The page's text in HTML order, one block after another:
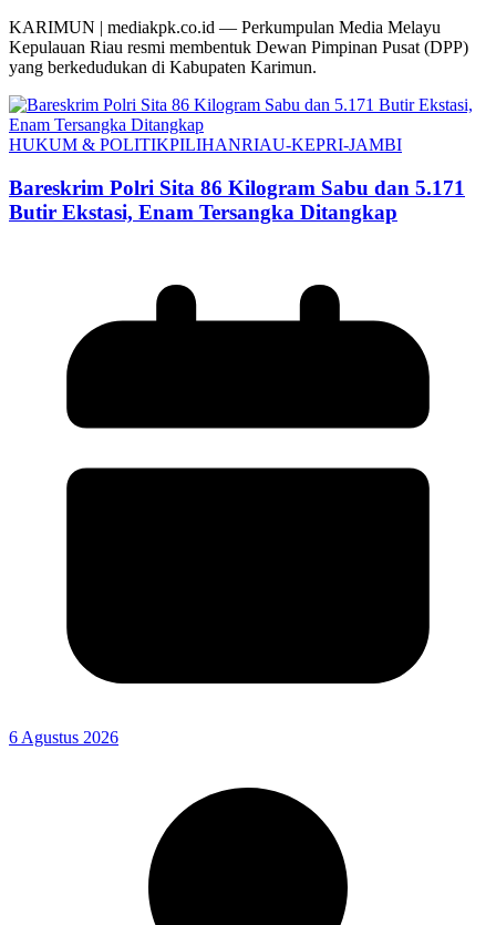
KARIMUN | mediakpk.co.id — Perkumpulan Media Melayu
Kepulauan Riau resmi membentuk Dewan Pimpinan Pusat (DPP)
yang berkedudukan di Kabupaten Karimun.
HUKUM & POLITIKPILIHANRIAU-KEPRI-JAMBI
Bareskrim Polri Sita 86 Kilogram Sabu dan 5.171
Butir Ekstasi, Enam Tersangka Ditangkap
6 Agustus 2026